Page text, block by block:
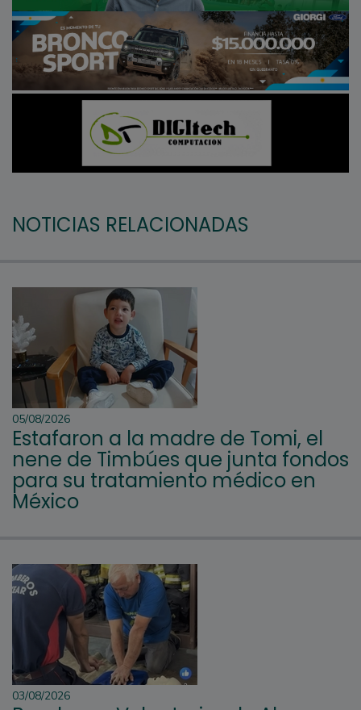
NOTICIAS RELACIONADAS
05/08/2026
Estafaron a la madre de Tomi, el
nene de Timbúes que junta fondos
para su tratamiento médico en
México
03/08/2026